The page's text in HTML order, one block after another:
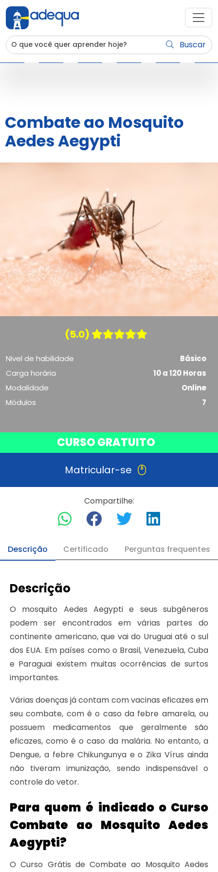
Buscar
Combate ao Mosquito
Aedes Aegypti
(5.0)
Nivel de habilidade
Básico
Carga horária
10 a 120 Horas
Modalidade
Online
Módulos
7
CURSO GRATUITO
Matricular-se
Compartilhe:
Descrição Certificado Perguntas frequentes
Descrição
O mosquito Aedes Aegypti e seus subgêneros
podem ser encontrados em várias partes do
continente americano, que vai do Uruguai até o sul
dos EUA. Em países como o Brasil, Venezuela, Cuba
e Paraguai existem muitas ocorrências de surtos
importantes.
Várias doenças já contam com vacinas eficazes em
seu combate, com é o caso da febre amarela, ou
possuem medicamentos que geralmente são
eficazes, como é o caso da malária. No entanto, a
Dengue, a febre Chikungunya e o Zika Vírus ainda
não tiveram imunização, sendo indispensável o
controle do vetor.
Para quem é indicado o Curso
Combate ao Mosquito Aedes
Aegypti?
O Curso Grátis de Combate ao Mosquito Aedes